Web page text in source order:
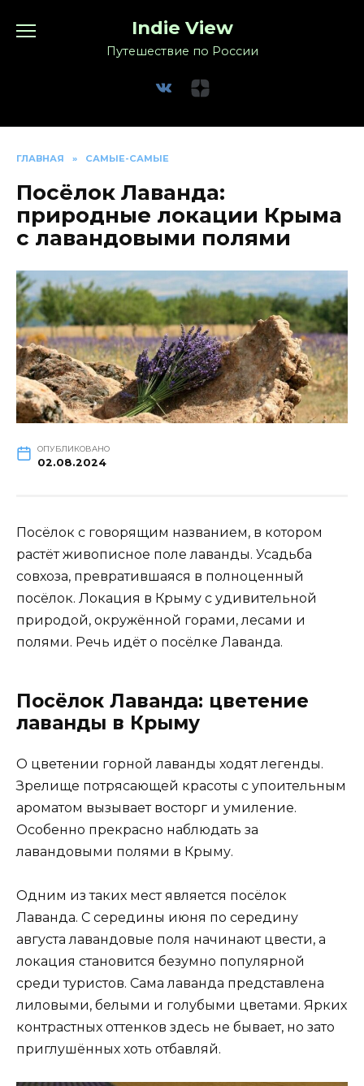
Indie View
Путешествие по России
ГЛАВНАЯ » САМЫЕ-САМЫЕ
Посёлок Лаванда:
природные локации Крыма
с лавандовыми полями
ОПУБЛИКОВАНО
02.08.2024
Посёлок с говорящим названием, в котором
растёт живописное поле лаванды. Усадьба
совхоза, превратившаяся в полноценный
посёлок. Локация в Крыму с удивительной
природой, окружённой горами, лесами и
полями. Речь идёт о посёлке Лаванда.
Посёлок Лаванда: цветение
лаванды в Крыму
О цветении горной лаванды ходят легенды.
Зрелище потрясающей красоты с упоительным
ароматом вызывает восторг и умиление.
Особенно прекрасно наблюдать за
лавандовыми полями в Крыму.
Одним из таких мест является посёлок
Лаванда. С середины июня по середину
августа лавандовые поля начинают цвести, а
локация становится безумно популярной
среди туристов. Сама лаванда представлена
лиловыми, белыми и голубыми цветами. Ярких
контрастных оттенков здесь не бывает, но зато
приглушённых хоть отбавляй.